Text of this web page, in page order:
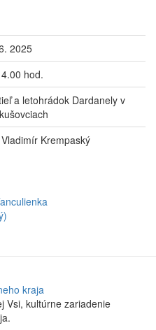
2025
hod.
a letohrádok Dardanely v
Krempaský
Vsi, kultúrne zariadenie